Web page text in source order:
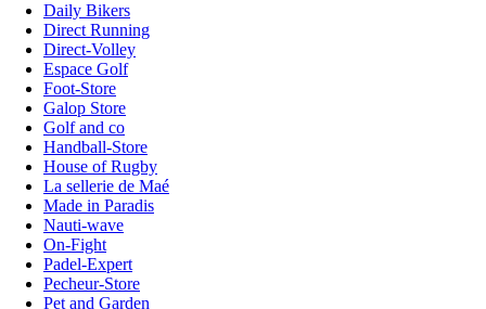
Daily Bikers
Direct Running
Direct-Volley
Espace Golf
Foot-Store
Galop Store
Golf and co
Handball-Store
House of Rugby
La sellerie de Maé
Made in Paradis
Nauti-wave
On-Fight
Padel-Expert
Pecheur-Store
Pet and Garden